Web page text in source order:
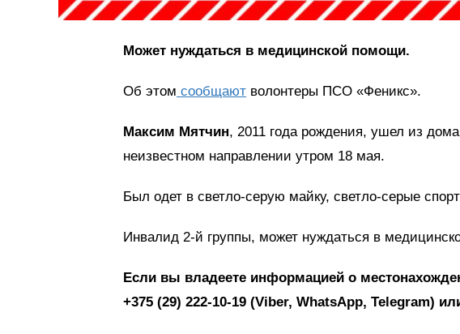
Может нуждаться в медицинской помощи.
Об этом сообщают волонтеры ПСО «Феникс».
Максим Мятчин, 2011 года рождения, ушел из
неизвестном направлении утром 18 мая.
Был одет в светло-серую майку, светло-серые
Инвалид 2-й группы, может нуждаться в
Если вы владеете информацией о
+375 (29) 222-10-19 (Viber, WhatsApp, Telegram)